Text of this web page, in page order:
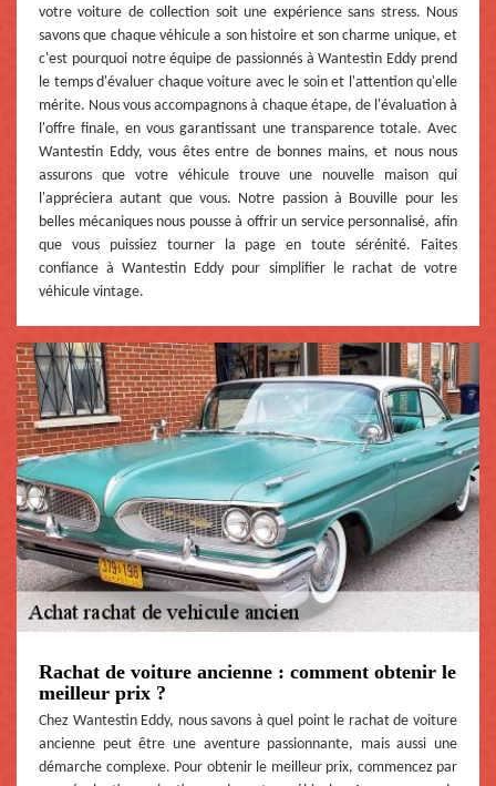
votre voiture de collection soit une expérience sans stress. Nous
savons que chaque véhicule a son histoire et son charme unique, et
c'est pourquoi notre équipe de passionnés à Wantestin Eddy prend
le temps d'évaluer chaque voiture avec le soin et l'attention qu'elle
mérite. Nous vous accompagnons à chaque étape, de l'évaluation à
l'offre finale, en vous garantissant une transparence totale. Avec
Wantestin Eddy, vous êtes entre de bonnes mains, et nous nous
assurons que votre véhicule trouve une nouvelle maison qui
l'appréciera autant que vous. Notre passion à Bouville pour les
belles mécaniques nous pousse à offrir un service personnalisé, afin
que vous puissiez tourner la page en toute sérénité. Faites
confiance à Wantestin Eddy pour simplifier le rachat de votre
véhicule vintage.
Rachat de voiture ancienne : comment obtenir le
meilleur prix ?
Chez Wantestin Eddy, nous savons à quel point le rachat de voiture
ancienne peut être une aventure passionnante, mais aussi une
démarche complexe. Pour obtenir le meilleur prix, commencez par